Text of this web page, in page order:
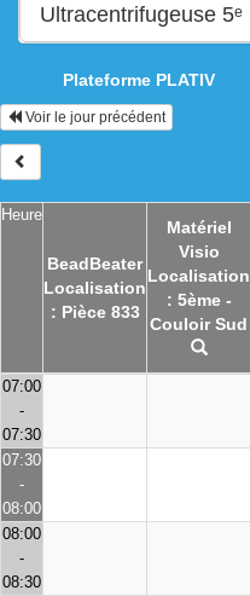
Plateforme PLATIV
Voir le jour précédent
Heure
BeadBeater
Localisation
: Pièce 833
Matériel
Visio
Localisation
: 5ème -
Couloir Sud
07:00
-
07:30
07:30
-
08:00
08:00
-
08:30